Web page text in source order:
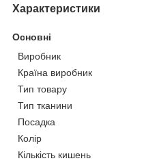
Характеристики
Основні
Виробник
Країна виробник
Тип товару
Тип тканини
Посадка
Колір
Кількість кишень